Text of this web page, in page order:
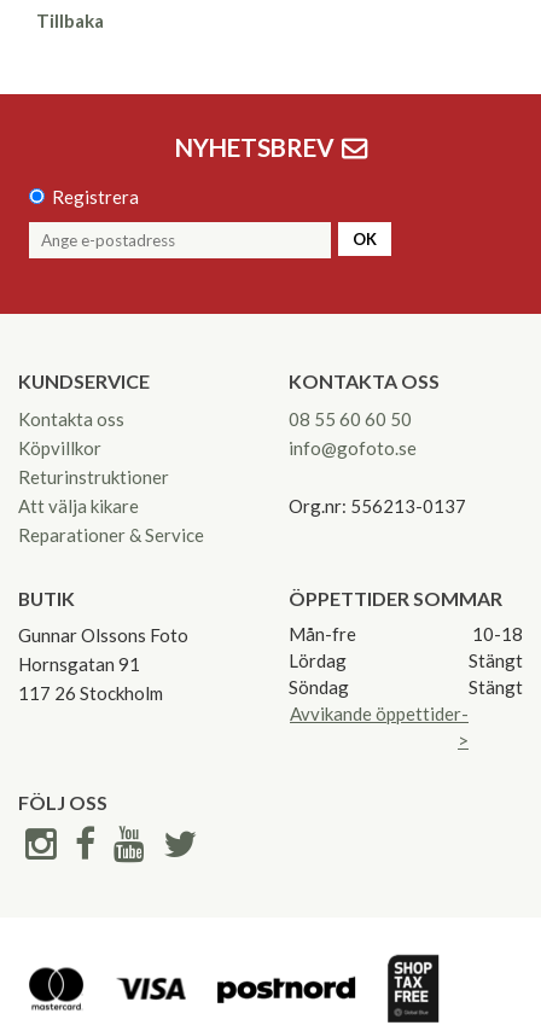
Tillbaka
NYHETSBREV
Registrera
OK
KUNDSERVICE
Kontakta oss
Köpvillkor
Returinstruktioner
Att välja kikare
Reparationer & Service
KONTAKTA OSS
08 55 60 60 50
info@gofoto.se
Org.nr: 556213-0137
BUTIK
Gunnar Olssons Foto
Hornsgatan 91
117 26 Stockholm
ÖPPETTIDER SOMMAR
Mån-fre
10-18
Lördag
Stängt
Söndag
Stängt
Avvikande öppettider-
>
FÖLJ OSS